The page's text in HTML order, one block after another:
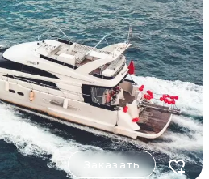
Заказать